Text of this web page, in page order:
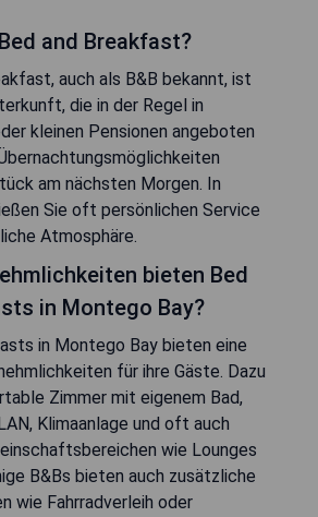
and Breakfast?
auch als B&B bekannt, ist
die in der Regel in
kleinen Pensionen angeboten
am nächsten Morgen. In
Sie oft persönlichen Service
Atmosphäre.
bieten Bed
in Montego Bay?
in Montego Bay bieten eine
für ihre Gäste. Dazu
Zimmer mit eigenem Bad,
Klimaanlage und oft auch
wie Lounges
B&Bs bieten auch zusätzliche
wie Fahrradverleih oder